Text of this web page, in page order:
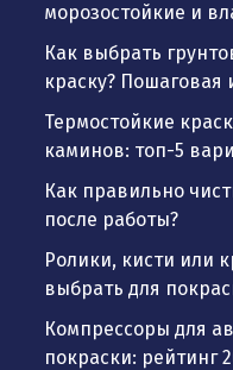
морозостойкие и
Как выбрать
краску? Пошаговая
Термостойкие
каминов: топ-5
Как правильно
после работы?
Ролики, кисти или
выбрать для
Компрессоры для
покраски: рейтинг